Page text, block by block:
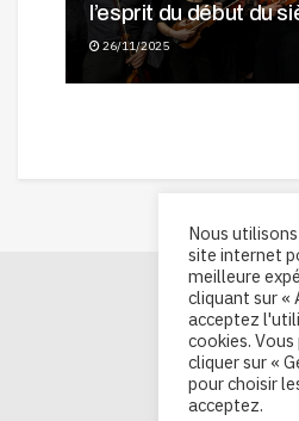
l’esprit du début du
26/11/2025
Nous
site internet
meilleure
cliquant sur «
acceptez
cookies.
cliquer sur «
pour choisir
acceptez.